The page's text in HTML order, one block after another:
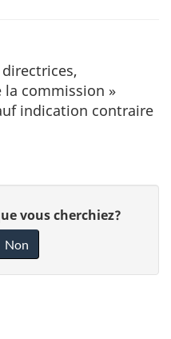
commission »
indication contraire
vous cherchiez?
Non